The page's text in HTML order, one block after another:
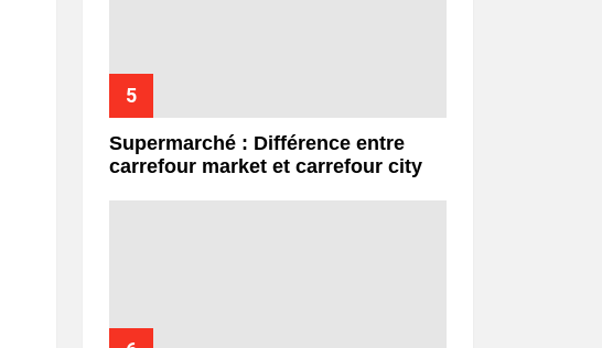
Supermarché : Différence entre
carrefour market et carrefour city